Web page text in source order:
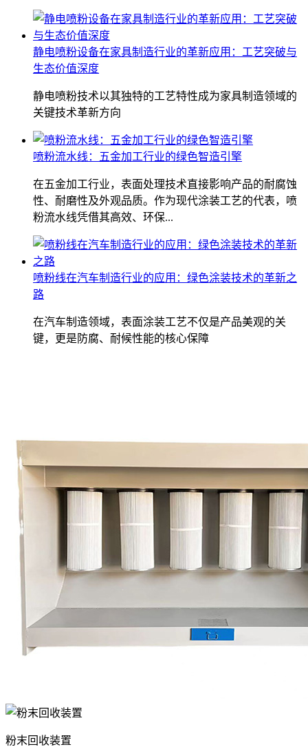
静电喷粉设备在家具制造行业的革新应用：工艺突破与
生态价值深度
静电喷粉技术以其独特的工艺特性成为家具制造领域的
关键技术革新方向
喷粉流水线：五金加工行业的绿色智造引擎
在五金加工行业，表面处理技术直接影响产品的耐腐蚀
性、耐磨性及外观品质。作为现代涂装工艺的代表，喷
粉流水线凭借其高效、环保...
喷粉线在汽车制造行业的应用：绿色涂装技术的革新之
路
在汽车制造领域，表面涂装工艺不仅是产品美观的关
键，更是防腐、耐候性能的核心保障
粉末回收装置